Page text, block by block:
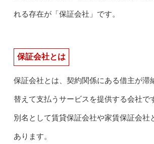
れる存在が「保証会社」です。
保証会社とは
保証会社とは、契約関係にある借主が滞
替えて支払うサービスを提供する会社で
別名として賃貸保証会社や家賃保証会社
あります。